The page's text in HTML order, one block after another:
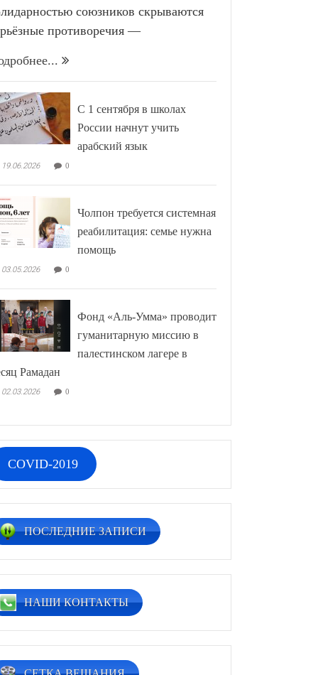
союзников скрываются
противоречия —
С 1 сентября в школах
России начнут учить
арабский язык
19.06.2026 0
Чолпон требуется системная
реабилитация: семье нужна
помощь
03.05.2026 0
Фонд «Аль-Умма» проводит
гуманитарную миссию в
палестинском лагере в
Рамадан
02.03.2026 0
COVID-2019
ПОСЛЕДНИЕ ЗАПИСИ
НАШИ КОНТАКТЫ